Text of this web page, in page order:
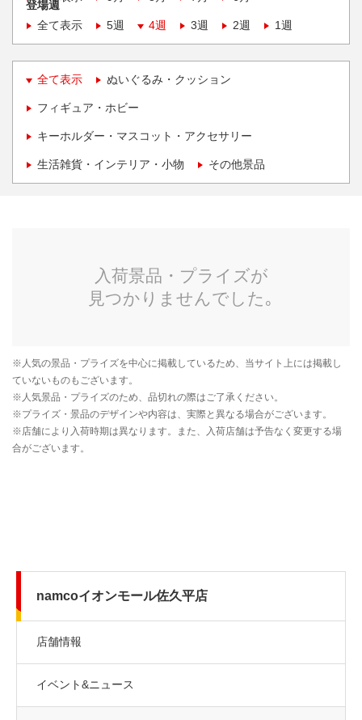
登場週
全て表示
5週 4週 3週 2週 1週
全て表示 ぬいぐるみ・クッション
フィギュア・ホビー
キーホルダー・マスコット・アクセサリー
生活雑貨・インテリア・小物 その他景品
namcoイオンモール佐久平店
店舗情報
イベント&ニュース